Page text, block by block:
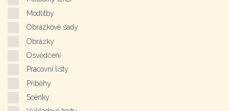
Modlitby
Obrázkové sady
Obrázky
Osvědčení
Pracovní listy
Příběhy
Scénky